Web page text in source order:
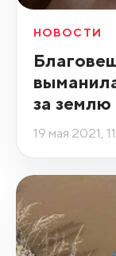
НОВОСТИ
за
19 мая 2021,